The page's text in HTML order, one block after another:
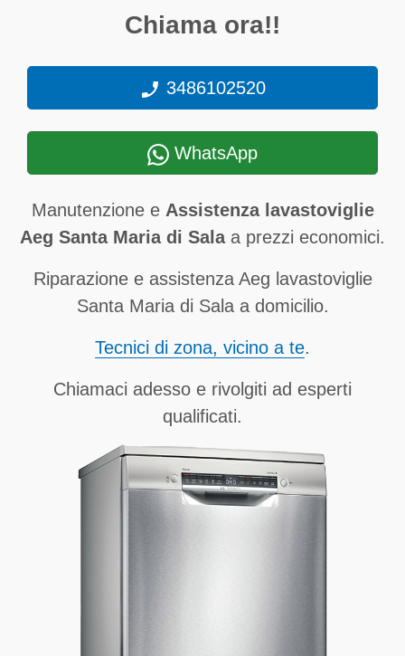
Chiama ora!!
3486102520
WhatsApp
Manutenzione e Assistenza lavastoviglie
Aeg Santa Maria di Salaa prezzi economici.
Riparazione e assistenza Aeg lavastoviglie
Santa Maria di Sala a domicilio.
Tecnici di zona, vicino a te.
Chiamaci adesso e rivolgiti ad esperti
qualificati.